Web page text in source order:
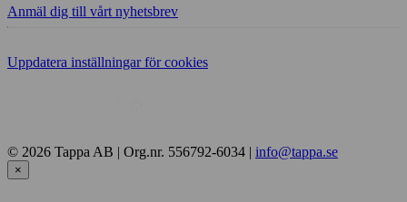
Anmäl dig till vårt nyhetsbrev
Uppdatera inställningar för cookies
© 2026 Tappa AB | Org.nr. 556792-6034 | info@tappa.se
×